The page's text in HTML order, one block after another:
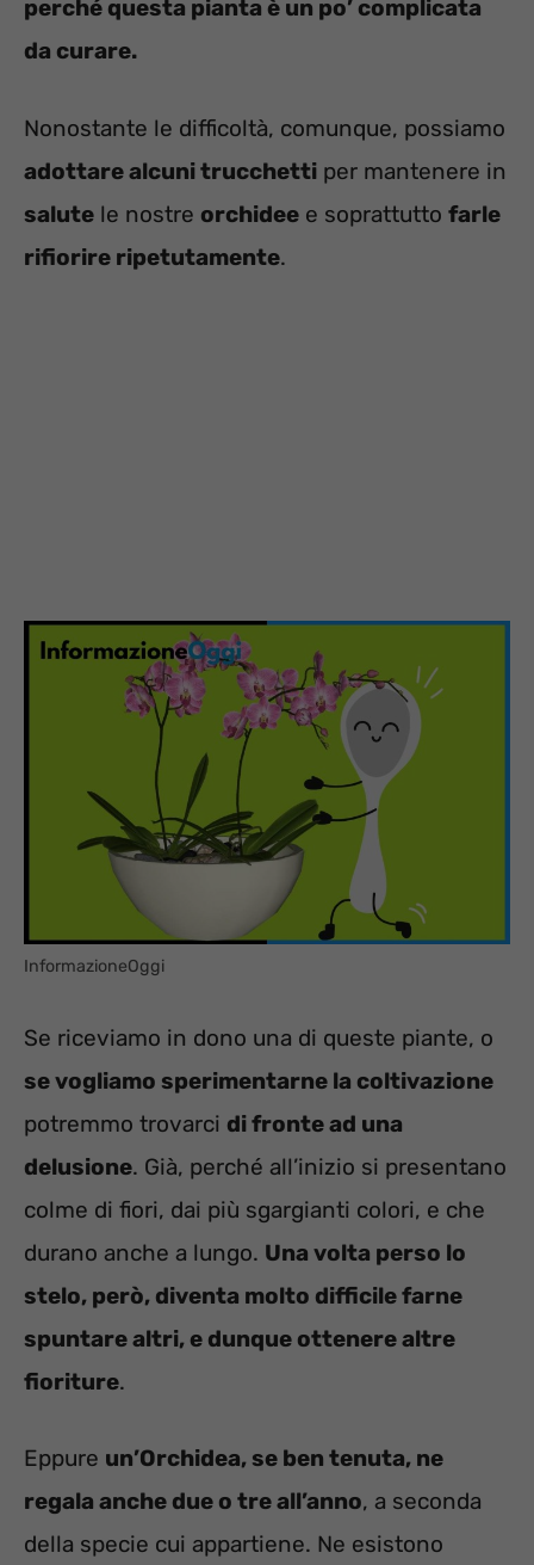
perché questa pianta è un po’ complicata
da curare.
Nonostante le difficoltà, comunque, possiamo
adottare alcuni trucchetti per mantenere in
salute le nostre orchidee e soprattutto farle
rifiorire ripetutamente.
InformazioneOggi
Se riceviamo in dono una di queste piante, o
se vogliamo sperimentarne la coltivazione
potremmo trovarci di fronte ad una
delusione. Già, perché all’inizio si presentano
colme di fiori, dai più sgargianti colori, e che
durano anche a lungo. Una volta perso lo
stelo, però, diventa molto difficile farne
spuntare altri, e dunque ottenere altre
fioriture.
Eppure un’Orchidea, se ben tenuta, ne
regala anche due o tre all’anno, a seconda
della specie cui appartiene. Ne esistono